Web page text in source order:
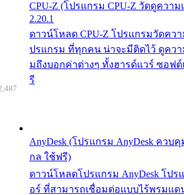
CPU-Z (โปรแกรม CPU-Z วัดดูความ
2.20.1
ดาวน์โหลด CPU-Z โปรแกรมวัดควา
ปรแกรม ที่ทุกคน น่าจะมีติดไว้ ดูควา
มถึงบอกค่าต่างๆ ทั้งฮารด์แวร์ ซอฟต์
รี
AnyDesk (โปรแกรม AnyDesk ควบ
กล ใช้ฟรี)
ดาวน์โหลดโปรแกรม AnyDesk โป
อร์ ที่สามารถเชื่อมต่อแบบไร้พรมแด